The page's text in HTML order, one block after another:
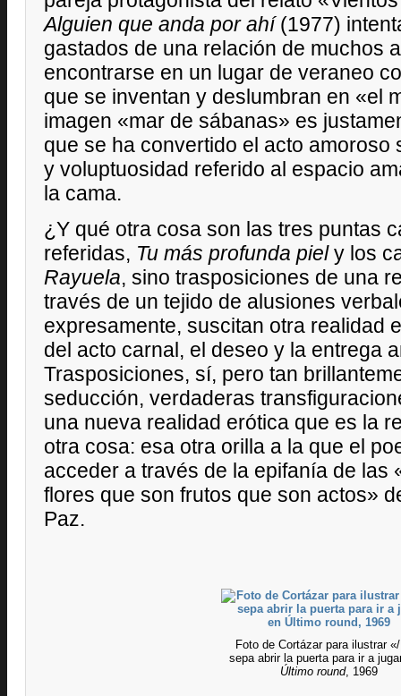
Alguien que anda por ahí(1977)
gastados de una relación de muchos
encontrarse en un lugar de veraneo
que se inventan y deslumbran en «el
imagen «mar de sábanas» es
que se ha convertido el acto amoroso
y voluptuosidad referido al espacio
la cama.
¿Y qué otra cosa son las tres puntas
referidas, Tu más profunda piely los
Rayuela, sino trasposiciones de una
través de un tejido de alusiones
expresamente, suscitan otra realidad
del acto carnal, el deseo y la entrega
Trasposiciones, sí, pero tan
seducción, verdaderas
una nueva realidad erótica que es la
otra cosa: esa otra orilla a la que el
acceder a través de la epifanía de las
flores que son frutos que son actos»
Paz.
Foto de Cortázar para ilustrar
sepa abrir la puerta para ir a
Último round, 1969